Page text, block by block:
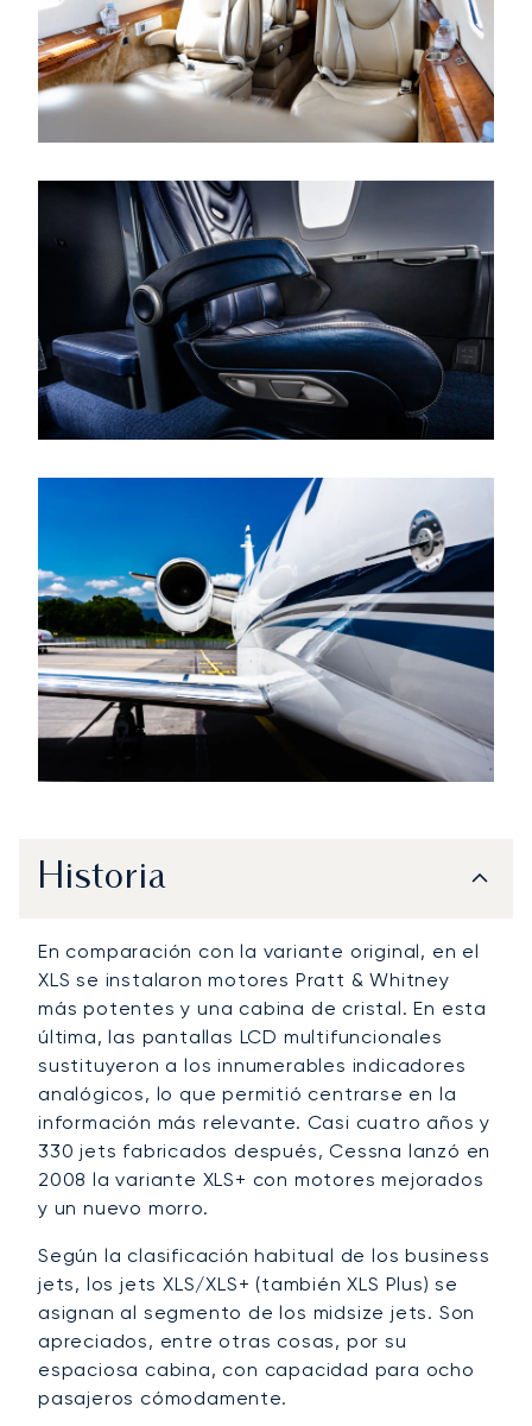
Historia
En comparación con la variante original, en el
XLS se instalaron motores Pratt & Whitney
más potentes y una cabina de cristal. En esta
última, las pantallas LCD multifuncionales
sustituyeron a los innumerables indicadores
analógicos, lo que permitió centrarse en la
información más relevante. Casi cuatro años y
330 jets fabricados después, Cessna lanzó en
2008 la variante XLS+ con motores mejorados
y un nuevo morro.
Según la clasificación habitual de los business
jets, los jets XLS/XLS+ (también XLS Plus) se
asignan al segmento de los midsize jets. Son
apreciados, entre otras cosas, por su
espaciosa cabina, con capacidad para ocho
pasajeros cómodamente.